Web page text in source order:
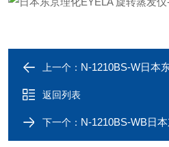
上一个： N-1210BS-W日本东
返回列表
下一个： N-1210BS-WB日本东京